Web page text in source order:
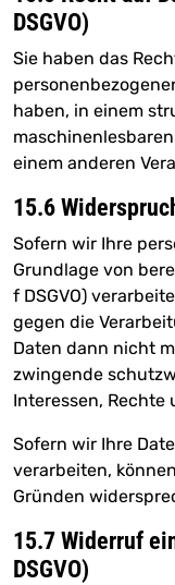
DSGVO)
Sie haben das
haben, in einem
einem anderen
15.6
Sofern wir Ihre
Grundlage von
f DSGVO)
gegen die
Daten dann nicht
zwingende
Interessen, Rechte
Sofern wir Ihre
verarbeiten,
Gründen
15.7 Widerruf
DSGVO)